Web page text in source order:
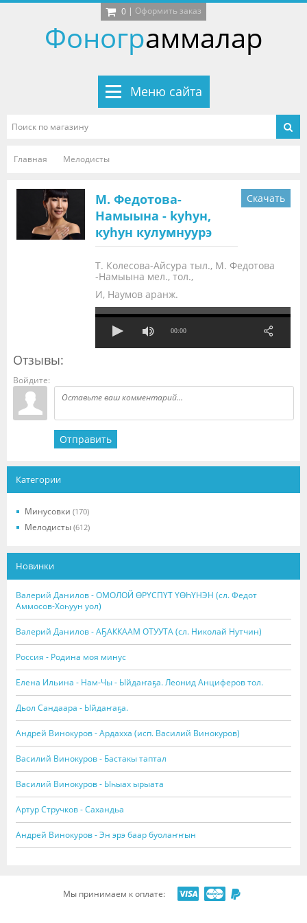
0 | Оформить заказ
Фонограммалар
Меню сайта
Главная Мелодисты
М. Федотова-
Намыына - kyhyн,
куhун кулумнуурэ
Скачать
Т. Колесова-Айсура тыл., М. Федотова
-Намыына мел., тол.,
И, Наумов аранж.
00:00
Отзывы:
Войдите:
Отправить
Категории
Минусовки (170)
Мелодисты (612)
Новинки
Валерий Данилов - ОМОЛОЙ ӨРҮСПҮТ ҮӨҺҮНЭН (сл. Федот
Аммосов-Хоһуун уол)
Валерий Данилов - АҔАККААМ ОТУУТА (сл. Николай Нутчин)
Россия - Родина моя минус
Елена Ильина - Нам-Чы - Ыйдаҥаҕа. Леонид Анциферов тол.
Дьол Сандаара - Ыйдаҥаҕа.
Андрей Винокуров - Ардахха (исп. Василий Винокуров)
Василий Винокуров - Бастакы таптал
Василий Винокуров - Ыһыах ырыата
Артур Стручков - Сахандьа
Андрей Винокуров - Эн эрэ баар буолаҥҥын
Мы принимаем к оплате: